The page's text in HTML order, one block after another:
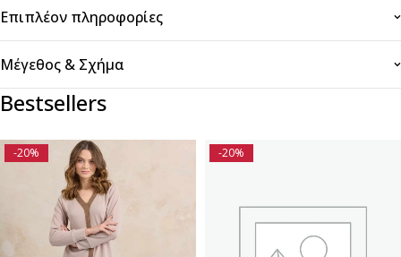
Επιπλέον πληροφορίες
Μέγεθος & Σχήμα
Bestsellers
-20% -20%